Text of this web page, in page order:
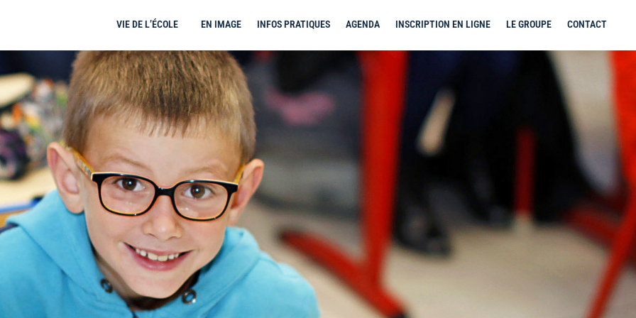
VIE DE L’ÉCOLE EN IMAGE INFOS PRATIQUES AGENDA INSCRIPTION EN LIGNE LE GROUPE CONTACT